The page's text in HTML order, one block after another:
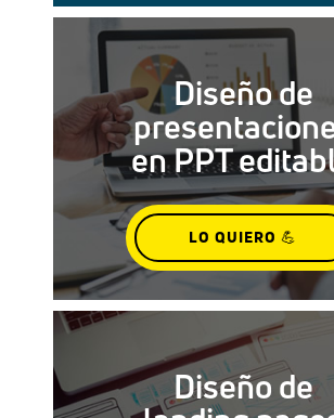
Diseño de
en PPT
LO QUIERO 💪
Diseño de